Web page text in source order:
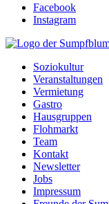
Facebook
Instagram
Soziokultur
Veranstaltungen
Vermietung
Gastro
Hausgruppen
Flohmarkt
Team
Kontakt
Newsletter
Jobs
Impressum